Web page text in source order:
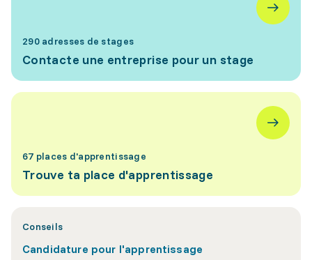
290 adresses de stages
Contacte une entreprise pour un stage
67 places d'apprentissage
Trouve ta place d'apprentissage
Conseils
Candidature pour l'apprentissage